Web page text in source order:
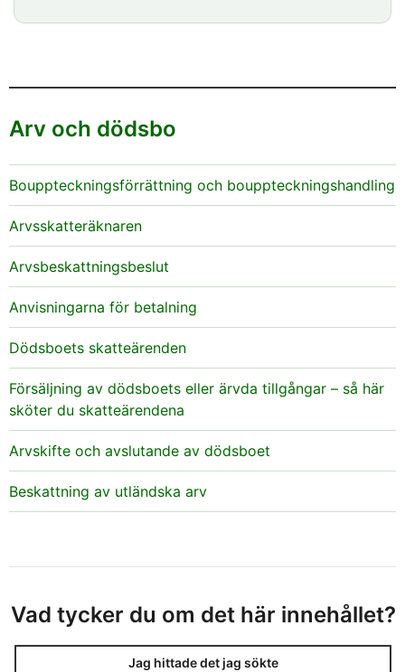
Arv och dödsbo
Bouppteckningsförrättning och bouppteckningshandling
Arvsskatteräknaren
Arvsbeskattningsbeslut
Anvisningarna för betalning
Dödsboets skatteärenden
Försäljning av dödsboets eller ärvda tillgångar – så här
sköter du skatteärendena
Arvskifte och avslutande av dödsboet
Beskattning av utländska arv
Vad tycker du om det här innehållet?
Jag hittade det jag sökte